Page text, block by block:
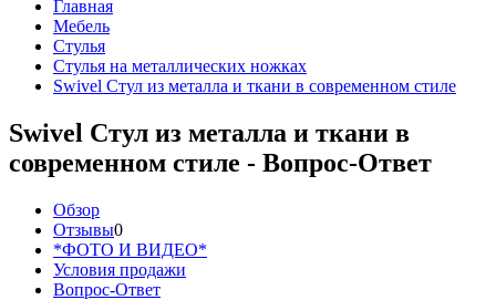
Главная
Мебель
Стулья
Стулья на металлических ножках
Swivel Стул из металла и ткани в современном стиле
Swivel Стул из металла и ткани в
современном стиле - Вопрос-Ответ
Обзор
Отзывы0
*ФОТО И ВИДЕО*
Условия продажи
Вопрос-Ответ